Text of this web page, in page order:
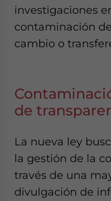
investigaciones
contaminación
cambio o
de
La nueva ley
la gestión de la
través de una
divulgación de